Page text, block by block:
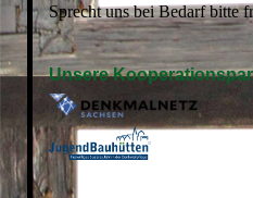
Sprecht uns bei Bedarf bitte
Unsere